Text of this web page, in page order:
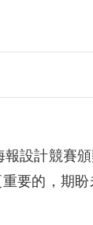
設計競賽
要的，期盼